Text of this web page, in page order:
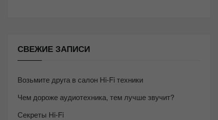
СВЕЖИЕ ЗАПИСИ
Возьмите друга в салон Hi-Fi техники
Чем дороже аудиотехника, тем лучше звучит?
Секреты Hi-Fi